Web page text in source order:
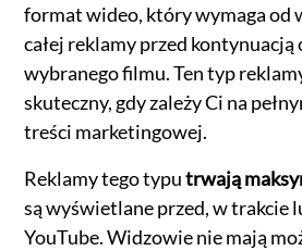
format wideo, który wymaga od
całej reklamy przed kontynuacją
wybranego filmu. Ten typ
skuteczny, gdy zależy Ci na
treści marketingowej.
Reklamy tego typutrwają
są wyświetlane przed, w trakcie
YouTube. Widzowie nie mają